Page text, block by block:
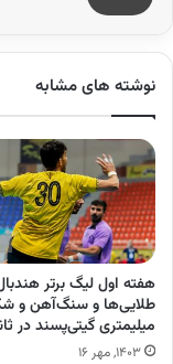
نوشته های مشابه
هفته اول لیگ برتر
طلایی‌ها و سنگ‌آهن و
میلیمتری گیتی‌پسند در
۱۴۰۳, مهر ۱۶